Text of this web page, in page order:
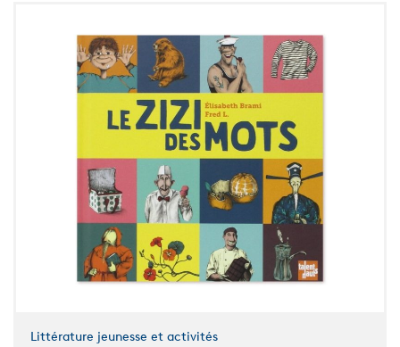
Littérature jeunesse et activités